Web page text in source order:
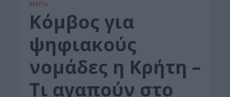
ΚΡΗΤΗ
Κόμβος για
ψηφιακούς
νομάδες η Κρήτη –
Τι αγαπούν στο